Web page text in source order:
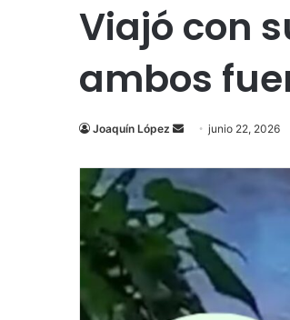
Viajó con
ambos
Joaquín López
Send
email
junio 22, 2026